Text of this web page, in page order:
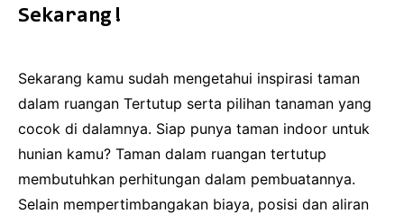
Sekarang!
Sekarang kamu sudah mengetahui inspirasi taman
dalam ruangan Tertutup serta pilihan tanaman yang
cocok di dalamnya. Siap punya taman indoor untuk
hunian kamu? Taman dalam ruangan tertutup
membutuhkan perhitungan dalam pembuatannya.
Selain mempertimbangakan biaya, posisi dan aliran